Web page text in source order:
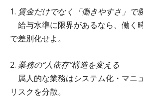
1.⁠ ⁠ 賃金だけでなく「働きやすさ」で
給与水準に限界があるなら、働く
で差別化せよ。
2.⁠ ⁠ 業務の“人依存”構造を変える
属人的な業務はシステム化・マニ
リスクを分散。